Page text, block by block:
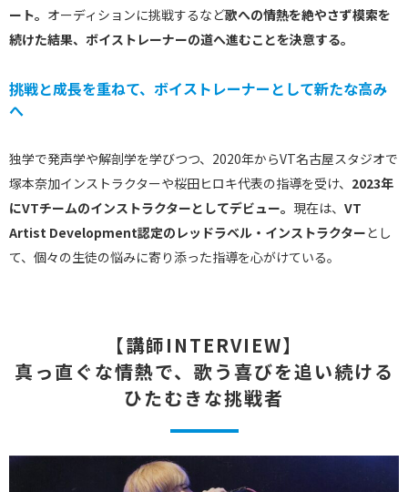
ート。 オーディションに挑戦するなど歌への情熱を絶やさず模索を
続けた結果、ボイストレーナーの道へ進むことを決意する。
挑戦と成長を重ねて、ボイストレーナーとして新たな高み
へ
独学で発声学や解剖学を学びつつ、2020年からVT名古屋スタジオで
塚本奈加インストラクターや桜田ヒロキ代表の指導を受け、 2023年
にVTチームのインストラクターとしてデビュー。 現在は、 VT
Artist Development認定のレッドラベル・インストラクターとし
て、個々の生徒の悩みに寄り添った指導を心がけている。
【講師INTERVIEW】
真っ直ぐな情熱で、歌う喜びを追い続ける
ひたむきな挑戦者